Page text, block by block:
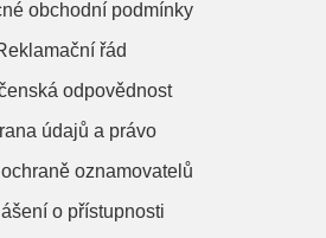
obchodní podmínky
řád
odpovědnost
údajů a právo
oznamovatelů
o přístupnosti